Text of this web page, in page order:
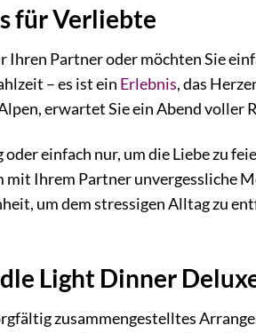
für Verliebte
Ihren Partner oder möchten Sie
– es ist ein Erlebnis, das
erwartet Sie ein Abend voller
einfach nur, um die Liebe zu
mit Ihrem Partner unvergessliche
um dem stressigen Alltag zu
Light Dinner
zusammengestelltes